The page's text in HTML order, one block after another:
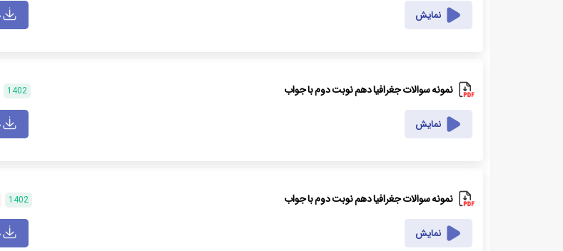
نمایش
نمونه سوالات جغرافیا دهم نوبت دوم با جواب 1402
نمایش
نمونه سوالات جغرافیا دهم نوبت دوم با جواب 1402
نمایش